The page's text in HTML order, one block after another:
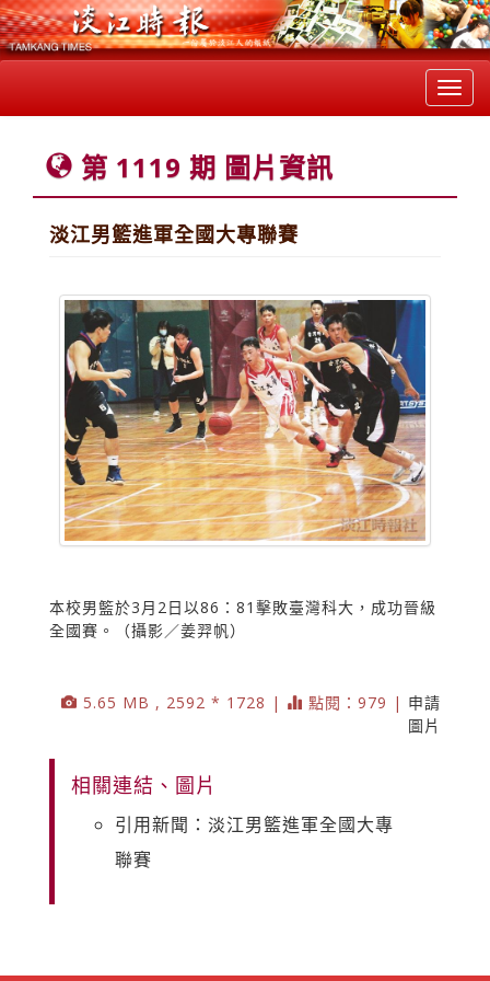
第 1119 期 圖片資訊
淡江男籃進軍全國大專聯賽
本校男籃於3月2日以86：81擊敗臺灣科大，成功晉級
全國賽。（攝影／姜羿帆）
5.65 MB , 2592 * 1728 | 點閱：979 | 申請
圖片
相關連結、圖片
引用新聞：淡江男籃進軍全國大專
聯賽